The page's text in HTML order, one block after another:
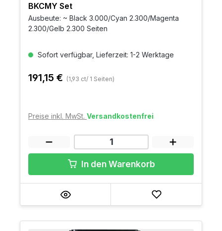
BKCMY Set
Ausbeute: ~ Black 3.000/Cyan 2.300/Magenta
2.300/Gelb 2.300 Seiten
Sofort verfügbar, Lieferzeit: 1-2 Werktage
191,15 € (1,93 ct/ 1 Seiten)
Preise inkl. MwSt. Versandkostenfrei
In den Warenkorb